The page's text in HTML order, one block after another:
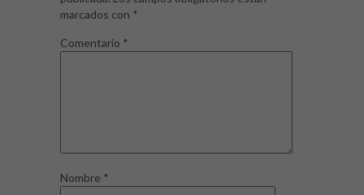
marcados con *
Comentario *
Nombre *